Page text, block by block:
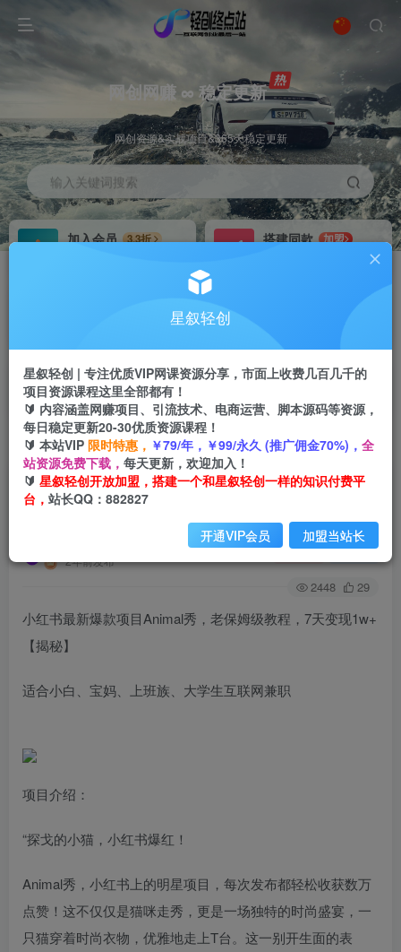
网创网赚 ∞ 稳定更新
网创资源&实战项目&365天稳定更新
输入关键词搜索
加入会员
3.3折
搭建同款
加盟
首页 创业课程 会员免费 正文
小红书最新爆款项目Animal秀，老保姆级教程，7
天变现1w+【揭秘】
2年前发布
关注 私信
2448 29
小红书最新爆款项目Animal秀，老保姆级教程，7天变现1w+
【揭秘】
适合小白、宝妈、上班族、大学生互联网兼职
项目介绍：
“探戈的小猫，小红书爆红！
Animal秀，小红书上的明星项目，每次发布都轻松收获数万
点赞！这不仅仅是猫咪走秀，更是一场独特的时尚盛宴，一
只猫穿着时尚衣物，优雅地走上T台。这一别开生面的表
星叙轻创
星叙轻创 | 专注优质VIP网课资源分享，市面上收费几百几千的
项目资源课程这里全部都有！
🔰 内容涵盖网赚项目、引流技术、电商运营、脚本源码等资源，
每日稳定更新20-30优质资源课程！
🔰 本站VIP 限时特惠， ￥79/年，￥99/永久 (推广佣金70%)， 全
站资源免费下载， 每天更新，欢迎加入！
🔰 星叙轻创开放加盟，搭建一个和星叙轻创一样的知识付费平
台， 站长QQ：882827
开通VIP会员 加盟当站长